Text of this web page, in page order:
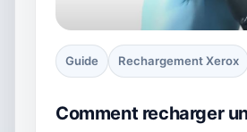
Guide Rechargement Xerox
Comment recharger